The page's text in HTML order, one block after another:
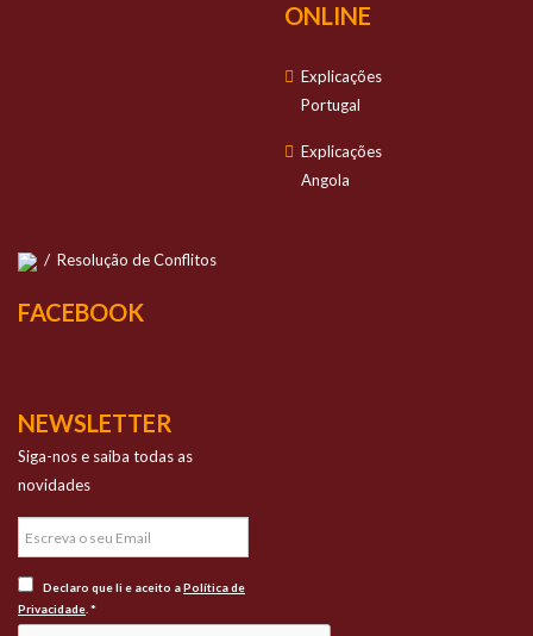
ONLINE
Explicações
Portugal
Explicações
Angola
/ Resolução de Conflitos
FACEBOOK
NEWSLETTER
Siga-nos e saiba todas as
novidades
Declaro que li e aceito aPolítica de
Privacidade . *